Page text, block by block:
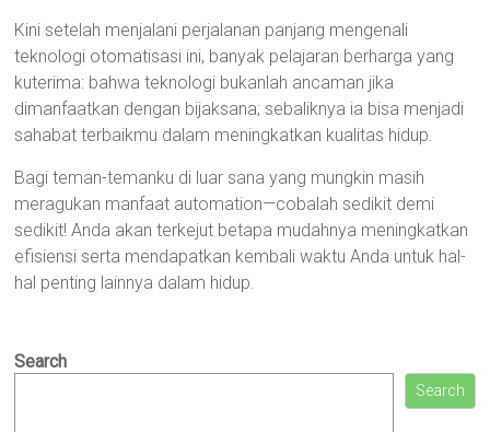
Kini setelah menjalani perjalanan panjang mengenali
teknologi otomatisasi ini, banyak pelajaran berharga yang
kuterima: bahwa teknologi bukanlah ancaman jika
dimanfaatkan dengan bijaksana; sebaliknya ia bisa menjadi
sahabat terbaikmu dalam meningkatkan kualitas hidup.
Bagi teman-temanku di luar sana yang mungkin masih
meragukan manfaat automation—cobalah sedikit demi
sedikit! Anda akan terkejut betapa mudahnya meningkatkan
efisiensi serta mendapatkan kembali waktu Anda untuk hal-
hal penting lainnya dalam hidup.
Search
Search